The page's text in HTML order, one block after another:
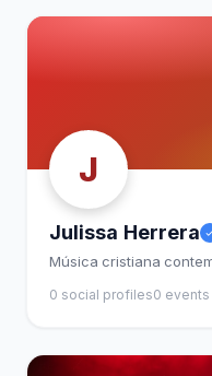
J
Julissa Herrera
Música cristiana
0 social profiles0 events